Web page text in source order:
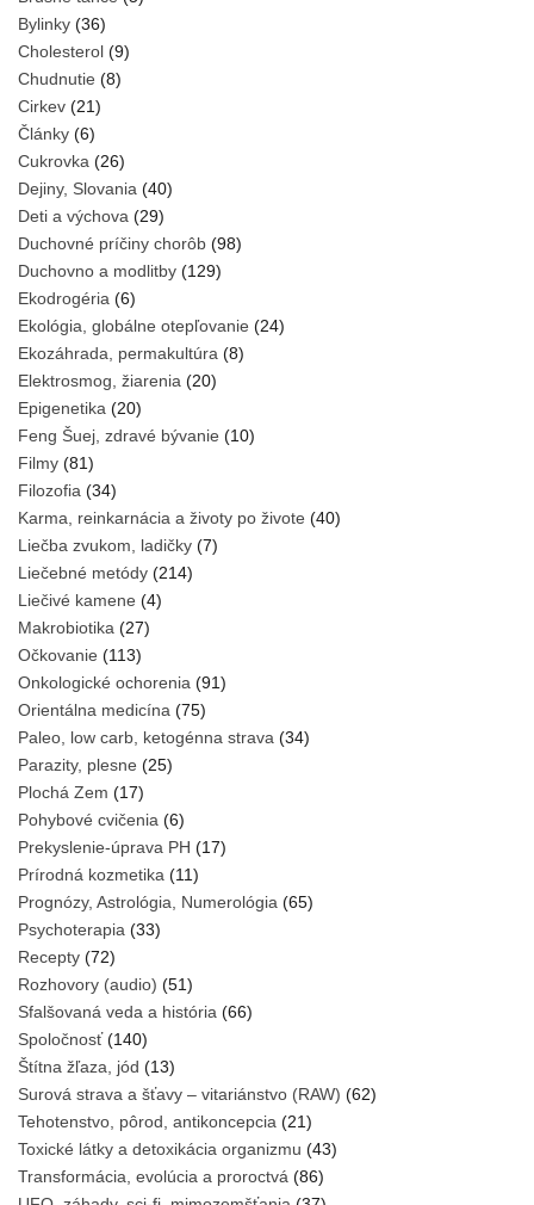
Bylinky (36)
Cholesterol (9)
Chudnutie (8)
Cirkev (21)
Články (6)
Cukrovka (26)
Dejiny, Slovania (40)
Deti a výchova (29)
Duchovné príčiny chorôb (98)
Duchovno a modlitby (129)
Ekodrogéria (6)
Ekológia, globálne otepľovanie (24)
Ekozáhrada, permakultúra (8)
Elektrosmog, žiarenia (20)
Epigenetika (20)
Feng Šuej, zdravé bývanie (10)
Filmy (81)
Filozofia (34)
Karma, reinkarnácia a životy po živote (40)
Liečba zvukom, ladičky (7)
Liečebné metódy (214)
Liečivé kamene (4)
Makrobiotika (27)
Očkovanie (113)
Onkologické ochorenia (91)
Orientálna medicína (75)
Paleo, low carb, ketogénna strava (34)
Parazity, plesne (25)
Plochá Zem (17)
Pohybové cvičenia (6)
Prekyslenie-úprava PH (17)
Prírodná kozmetika (11)
Prognózy, Astrológia, Numerológia (65)
Psychoterapia (33)
Recepty (72)
Rozhovory (audio) (51)
Sfalšovaná veda a história (66)
Spoločnosť(140)
Štítna žľaza, jód (13)
Surová strava a šťavy – vitariánstvo (RAW) (62)
Tehotenstvo, pôrod, antikoncepcia (21)
Toxické látky a detoxikácia organizmu (43)
Transformácia, evolúcia a proroctvá (86)